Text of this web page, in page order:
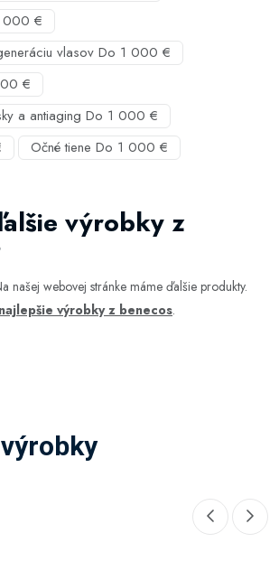
000 €
vlasov Do 1 000 €
€
a antiaging Do 1 000 €
Očné tiene Do 1 000 €
výrobky z
našej webovej stránke máme ďalšie produkty.
najlepšie výrobky z benecos.